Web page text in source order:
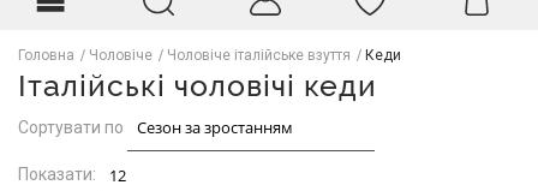
Головна Чоловіче Чоловіче італійське взуття Кеди
Італійські чоловічі кеди
Сортувати по
Показати: